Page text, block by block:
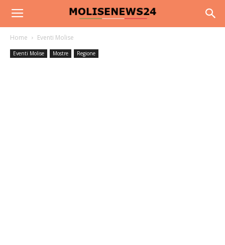
Home Eventi Molise
Eventi Molise Mostre Regione